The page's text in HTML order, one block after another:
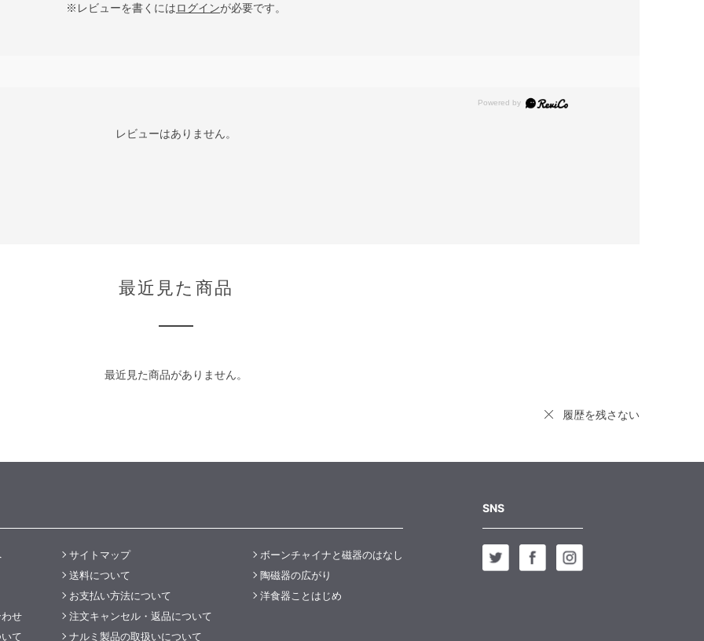
※レビューを書くにはログインが必要です。
レビューはありません。
最近見た商品
最近見た商品がありません。
履歴を残さない
せ
て
サイトマップ
送料について
お支払い方法について
注文キャンセル・返品について
ナルミ製品の取扱いについて
ボーンチャイナと磁器のはなし
陶磁器の広がり
洋食器ことはじめ
SNS